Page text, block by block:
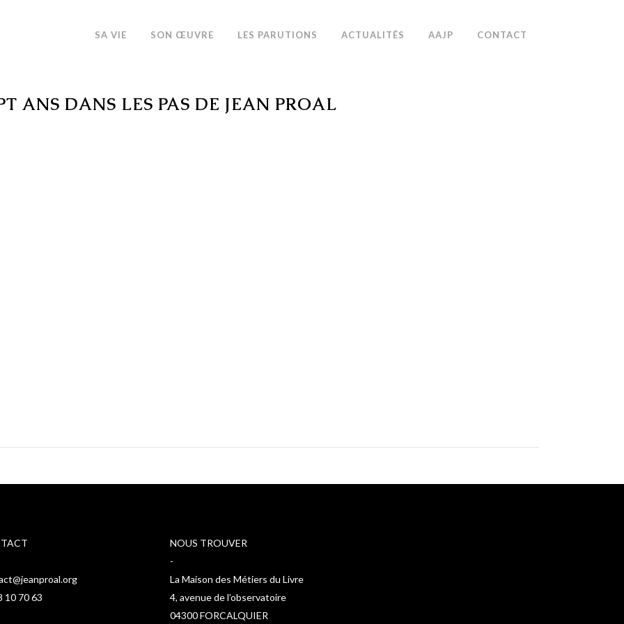
SA VIE SON ŒUVRE LES PARUTIONS ACTUALITÉS AAJP CONTACT
ANS DANS LES PAS DE JEAN PROAL
10 70 63
NOUS TROUVER
-
La Maison des Métiers du Livre
4, avenue de l’observatoire
04300 FORCALQUIER